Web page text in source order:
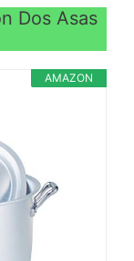
Dos Asas
AMAZON